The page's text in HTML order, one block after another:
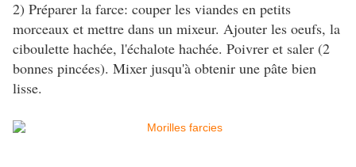
2) Préparer la farce: couper les viandes en petits
morceaux et mettre dans un mixeur. Ajouter les oeufs, la
ciboulette hachée, l'échalote hachée. Poivrer et saler (2
bonnes pincées). Mixer jusqu'à obtenir une pâte bien
lisse.